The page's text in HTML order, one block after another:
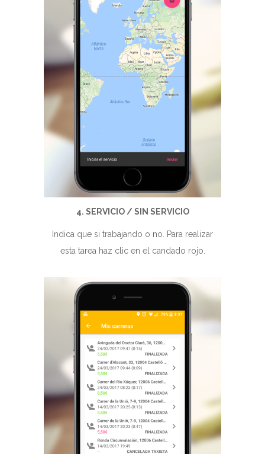
4. SERVICIO / SIN SERVICIO
Indica que si trabajando o no. Para realizar
esta tarea haz clic en el candado rojo.